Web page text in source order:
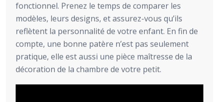
fonctionnel. Prenez le temps de comparer les
modèles, leurs designs, et assurez-vous qu’ils
reflètent la personnalité de votre enfant. En fin de
compte, une bonne patère n’est pas seulement
pratique, elle est aussi une pièce maîtresse de la
décoration de la chambre de votre petit.